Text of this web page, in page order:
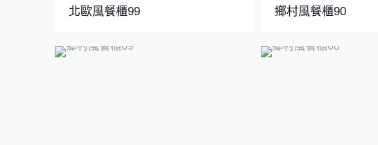
北歐風餐櫃99 鄉村風餐櫃90